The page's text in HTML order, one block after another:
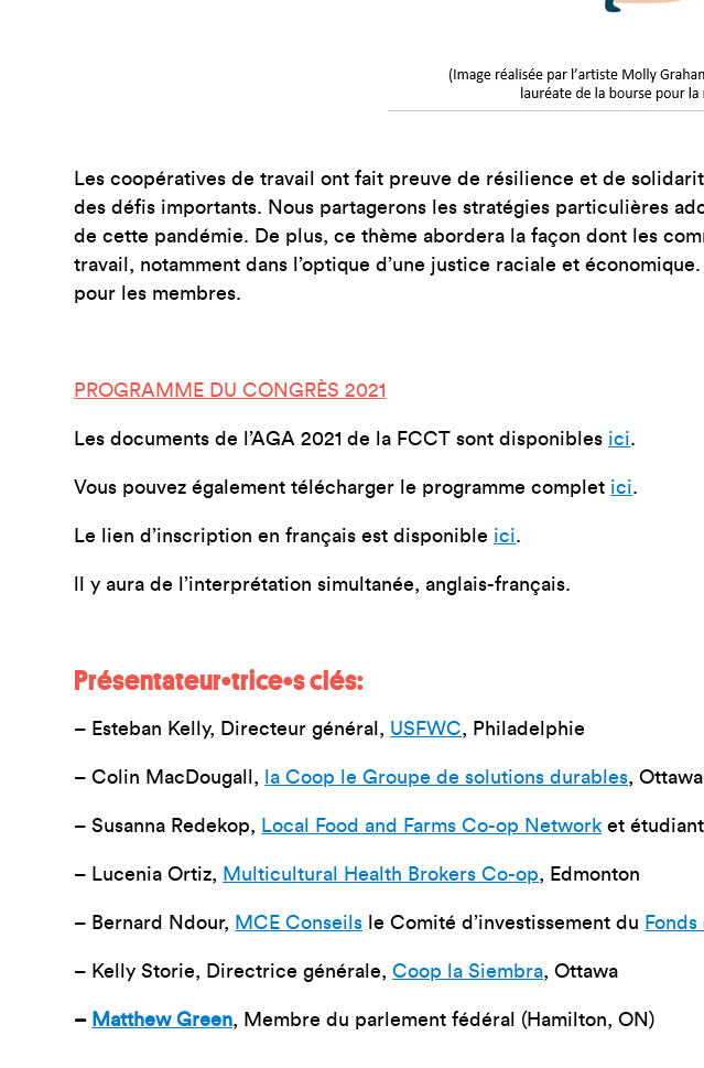
Les coopératives de travail ont fait preuve de résilience et de
des défis importants. Nous partagerons les stratégies particulières
de cette pandémie. De plus, ce thème abordera la façon dont les
travail, notamment dans l’optique d’une justice raciale et
pour les membres.
PROGRAMME DU CONGRÈS 2021
Les documents de l’AGA 2021 de la FCCT sont disponibles ici.
Vous pouvez également télécharger le programme complet ici.
Le lien d’inscription en français est disponible ici.
ll y aura de l’interprétation simultanée, anglais-français.
Présentateur•trice•s clés:
– Esteban Kelly, Directeur général, USFWC, Philadelphie
– Colin MacDougall , la Coop le Groupe de solutions durables, Ottawa
– Susanna Redekop, Local Food and Farms Co-op Network et
– Lucenia Ortiz, Multicultural Health Brokers Co-op, Edmonton
– Bernard Ndour, MCE Conseils le Comité d’investissement du
– Kelly Storie, Directrice générale,Coop la Siembra, Ottawa
– Matthew Green, Membre du parlement fédéral (Hamilton, ON)